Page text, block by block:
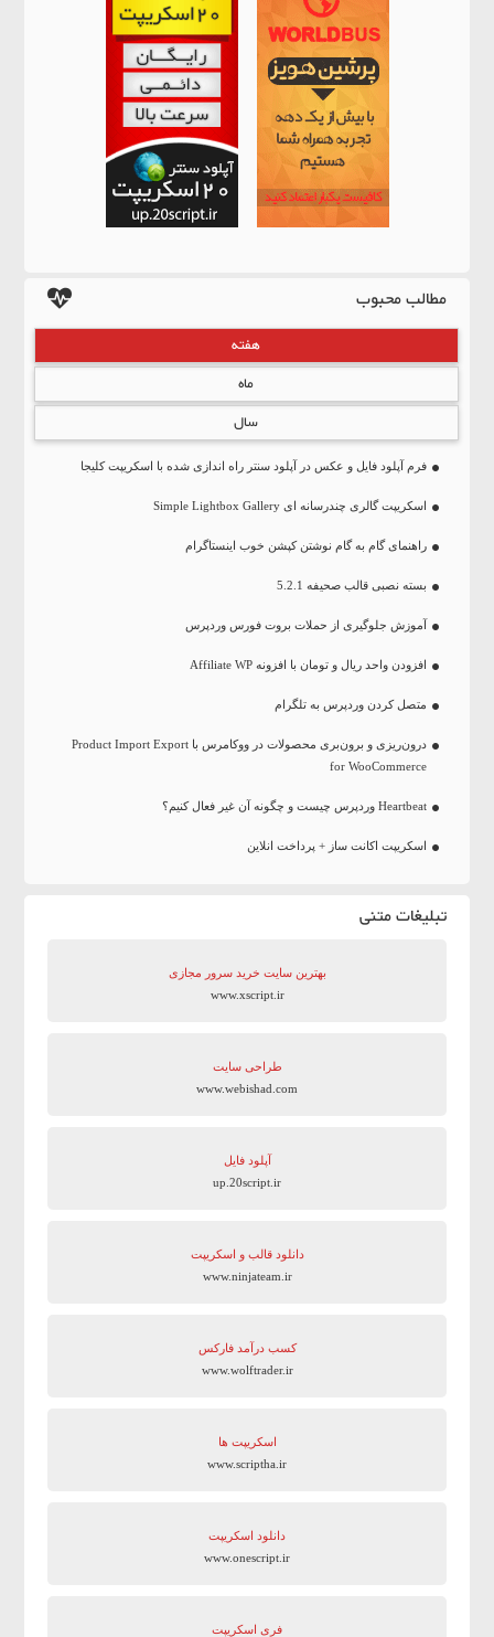
مطالب محبوب
هفته
ماه
سال
فرم آپلود فایل و عکس در آپلود سنتر راه اندازی شده با اسکریپت کلیجا
اسکریپت گالری چندرسانه ای Simple Lightbox Gallery
راهنمای گام به گام نوشتن کپشن خوب اینستاگرام
بسته نصبی قالب صحیفه 5.2.1
آموزش جلوگیری از حملات بروت فورس وردپرس
افزودن واحد ریال و تومان با افزونه Affiliate WP
متصل کردن وردپرس به تلگرام
درون‌ریزی و برون‌بری محصولات در ووکامرس با Product Import Export
for WooCommerce
Heartbeat وردپرس چیست و چگونه آن غیر فعال کنیم؟
اسکریپت اکانت ساز + پرداخت انلاین
تبلیغات متنی
بهترین سایت‌ خرید سرور مجازی
www.xscript.ir
طراحی سایت
www.webishad.com
آپلود فایل
up.20script.ir
دانلود قالب و اسکریپت
www.ninjateam.ir
کسب درآمد فارکس
www.wolftrader.ir
اسکریپت ها
www.scriptha.ir
دانلود اسکریپت
www.onescript.ir
فری اسکریپت